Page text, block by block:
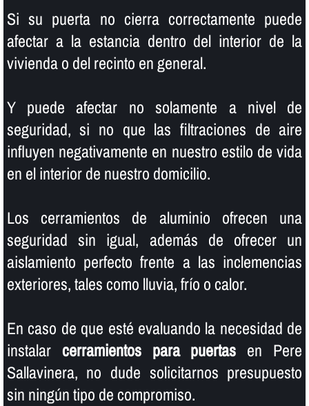
Si su puerta no cierra correctamente puede
afectar a la estancia dentro del interior de la
vivienda o del recinto en general.
Y puede afectar no solamente a nivel de
seguridad, si no que las filtraciones de aire
influyen negativamente en nuestro estilo de vida
en el interior de nuestro domicilio.
Los cerramientos de aluminio ofrecen una
seguridad sin igual, además de ofrecer un
aislamiento perfecto frente a las inclemencias
exteriores, tales como lluvia, frí­o o calor.
En caso de que esté evaluando la necesidad de
instalar cerramientos para puertas en Pere
Sallavinera, no dude solicitarnos presupuesto
sin ningún tipo de compromiso.